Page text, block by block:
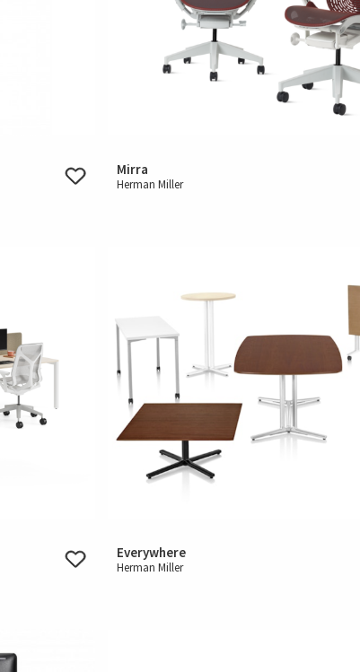
Mirra
Herman Miller
Everywhere
Herman Miller